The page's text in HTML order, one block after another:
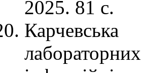
2025. 81 с.